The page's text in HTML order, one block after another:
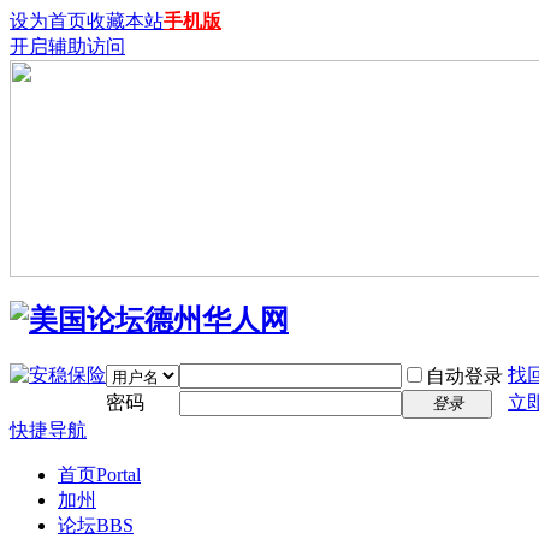
设为首页收藏本站手机版
开启辅助访问
自动登录 找
密码
登录
立
快捷导航
首页Portal
加州
论坛BBS